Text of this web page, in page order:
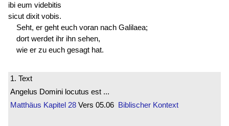
ibi eum videbitis
sicut dixit vobis.
Seht, er geht euch voran nach Galilaea;
dort werdet ihr ihn sehen,
wie er zu euch gesagt hat.
1. Text
Angelus Domini locutus est ...
Matthäus Kapitel 28 Vers 05.06 Biblischer Kontext